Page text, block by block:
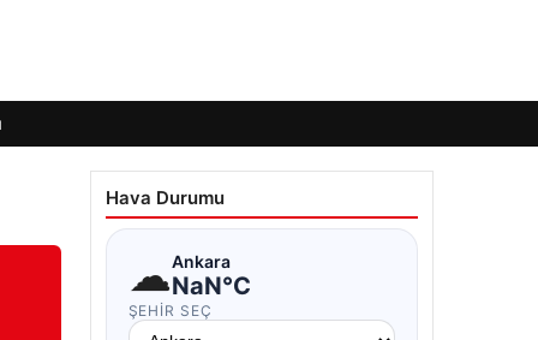
Hava Durumu
☁Ankara
NaN°C
ŞEHIR SEÇ